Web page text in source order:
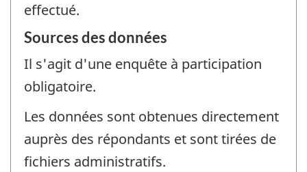
effectué.
Sources des données
Il s'agit d'une enquête à participation
obligatoire.
Les données sont obtenues directement
auprès des répondants et sont tirées de
fichiers administratifs.